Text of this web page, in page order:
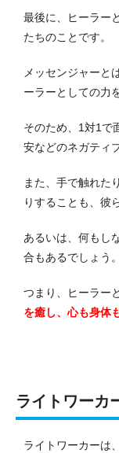
最後に、ヒーラー
たちのことです。
メッセンジャーと
ーラーとしての力
そのため、1対1で
安などのネガティ
また、手で触れた
りすることも、彼
あるいは、何もし
合もあるでしょう。
つまり、ヒーラー
を癒し、心も身体
ライトワーカ
ライトワーカーは